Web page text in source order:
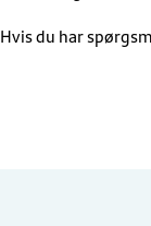
Hvis du har